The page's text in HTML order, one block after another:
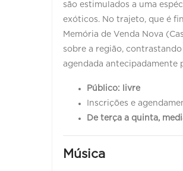
são estimulados a uma
exóticos. No trajeto, que é
Memória de Venda Nova
sobre a região,
agendada antecipadamente
Público: livre
Inscrições e
De terça a quinta,
Música